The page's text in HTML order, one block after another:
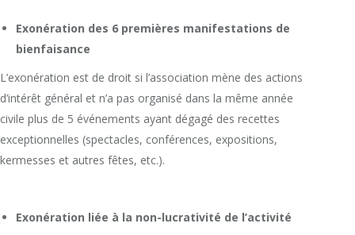
Exonération des 6 premières manifestations de
bienfaisance
L’exonération est de droit si l’association mène des actions
d’intérêt général et n’a pas organisé dans la même année
civile plus de 5 événements ayant dégagé des recettes
exceptionnelles (spectacles, conférences, expositions,
kermesses et autres fêtes, etc.).
Exonération liée à la non-lucrativité de l’activité